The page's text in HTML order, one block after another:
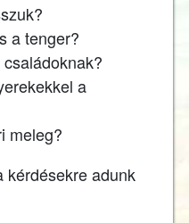
a tenger?
a
meleg?
kérdésekre adunk